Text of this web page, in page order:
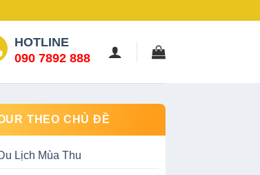
HOTLINE
090 7892 888
THEO CHỦ ĐỀ
Lịch Mùa Thu